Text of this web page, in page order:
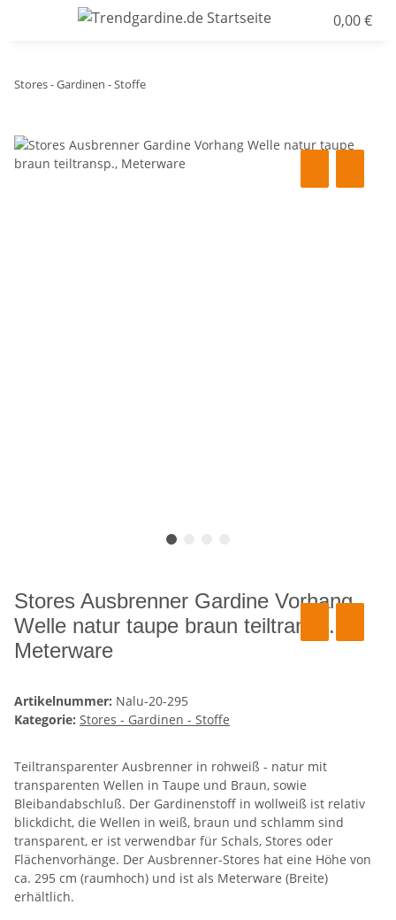
0,00 €
Stores - Gardinen - Stoffe
Stores Ausbrenner Gardine Vorhang
Welle natur taupe braun teiltransp.,
Meterware
Artikelnummer: Nalu-20-295
Kategorie: Stores - Gardinen - Stoffe
Teiltransparenter Ausbrenner in rohweiß - natur mit
transparenten Wellen in Taupe und Braun, sowie
Bleibandabschluß. Der Gardinenstoff in wollweiß ist relativ
blickdicht, die Wellen in weiß, braun und schlamm sind
transparent, er ist verwendbar für Schals, Stores oder
Flächenvorhänge. Der Ausbrenner-Stores hat eine Höhe von
ca. 295 cm (raumhoch) und ist als Meterware (Breite)
erhältlich.